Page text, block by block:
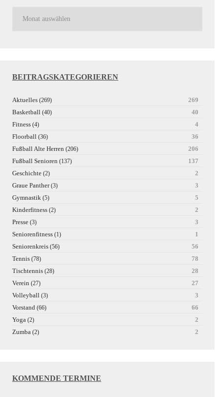
BEITRAGSKATEGORIEREN
Aktuelles (269)
269
Basketball (40)
40
Fitness (4)
4
Floorball (36)
36
Fußball Alte Herren (206)
206
Fußball Senioren (137)
137
Geschichte (2)
2
Graue Panther(3)
3
Gymnastik (5)
5
Kinderfitness (2)
2
Presse (3)
3
Seniorenfitness (1)
1
Seniorenkreis (56)
56
Tennis (78)
78
Tischtennis (28)
28
Verein (27)
27
Volleyball (3)
3
Vorstand (66)
66
Yoga (2)
2
Zumba (2) 2
KOMMENDE TERMINE